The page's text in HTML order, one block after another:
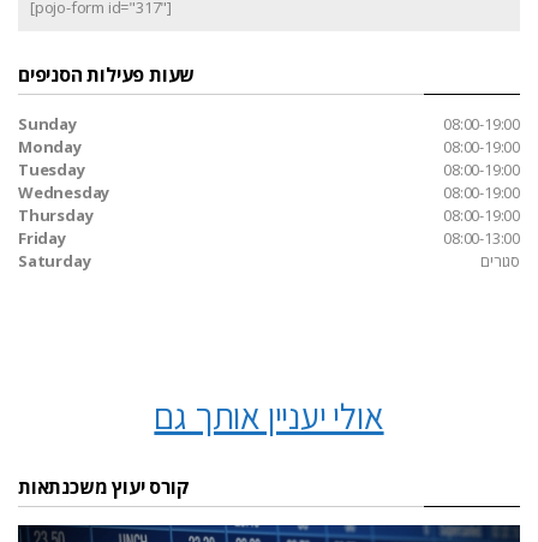
[pojo-form id="317"]
שעות פעילות הסניפים
Sunday
08:00-19:00
Monday
08:00-19:00
Tuesday
08:00-19:00
Wednesday
08:00-19:00
Thursday
08:00-19:00
Friday
08:00-13:00
Saturday
סגורים
אולי יעניין אותך גם
קורס יעוץ משכנתאות